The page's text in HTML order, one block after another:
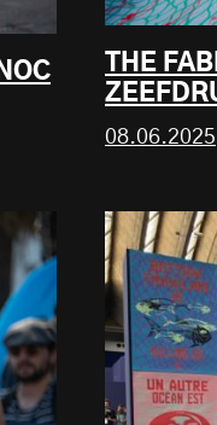
THE
08.06.2025